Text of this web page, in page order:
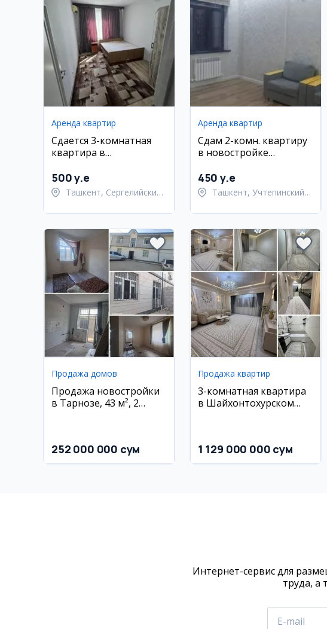
Аренда квартир
Сдается 3-комнатная
квартира в
Сергелийский район
500 y.e
Ташкент, Сергелийский
Аренда квартир
Сдам 2-комн. квартиру
в новостройке
450 y.e
Ташкент, Учтепинский
Продажа домов
Продажа новостройки
в Тарнозе, 43 м², 2
252 000 000 сум
Продажа квартир
3-комнатная квартира
в Шайхонтохурском
1 129 000 000 сум
Интернет-сервис для
труда, а